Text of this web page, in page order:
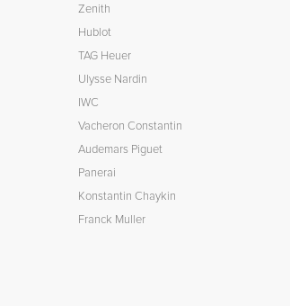
Zenith
Hublot
TAG Heuer
Ulysse Nardin
IWC
Vacheron Constantin
Audemars Piguet
Panerai
Konstantin Chaykin
Franck Muller